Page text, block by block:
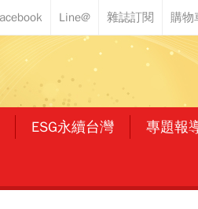
ESG永續台灣 專題報